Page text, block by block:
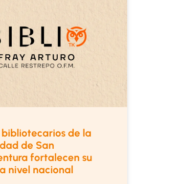
bibliotecarios de la
de San
fortalecen su
nivel nacional